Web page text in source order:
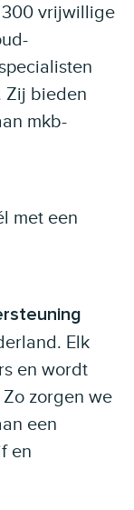
vrijwillige
Zij bieden
mkb-
met een
Elk
en wordt
zorgen we
een
en